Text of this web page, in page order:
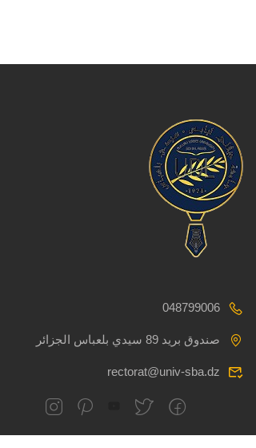
048799006
صندوق بريد 89 سيدي بلعباس الجزائر
rectorat@univ-sba.dz